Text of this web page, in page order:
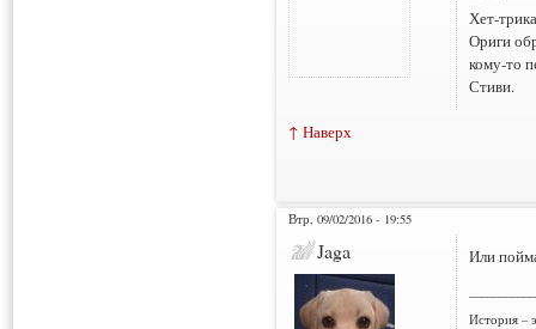
Хет-
Ориги
кому-то
Стиви.
↑ Наверх
Втр, 09/02/2016 - 19:55
Jaga Или
История –